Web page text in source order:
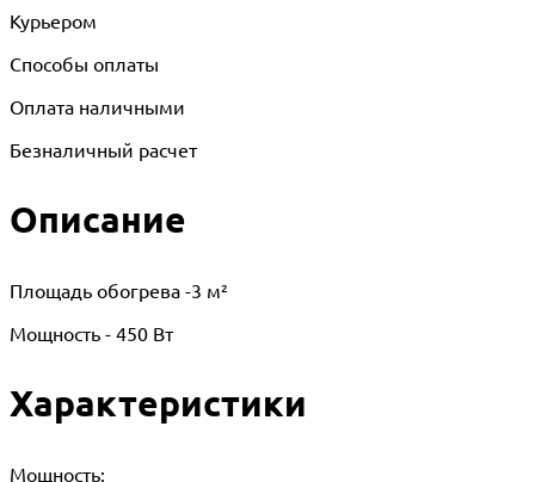
Курьером
Способы оплаты
Оплата наличными
Безналичный расчет
Описание
Площадь обогрева -3 м²
Мощность - 450 Вт
Характеристики
Мощность: